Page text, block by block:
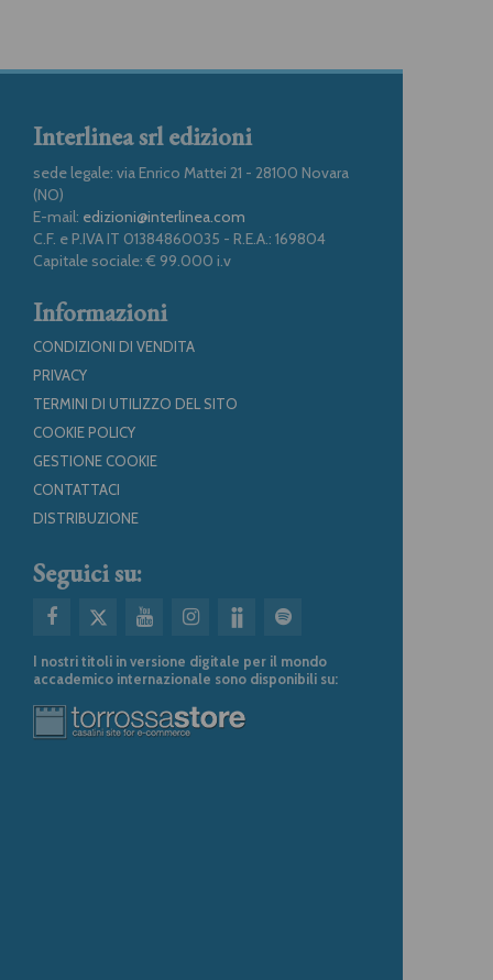
Interlinea srl edizioni
sede legale: via Enrico Mattei 21 - 28100 Novara
(NO)
E-mail: edizioni@interlinea.com
C.F. e P.IVA IT 01384860035 - R.E.A.: 169804
Capitale sociale: € 99.000 i.v
Informazioni
CONDIZIONI DI VENDITA
PRIVACY
TERMINI DI UTILIZZO DEL SITO
COOKIE POLICY
GESTIONE COOKIE
CONTATTACI
DISTRIBUZIONE
Seguici su:
I nostri titoli in versione digitale per il mondo
accademico internazionale sono disponibili su: